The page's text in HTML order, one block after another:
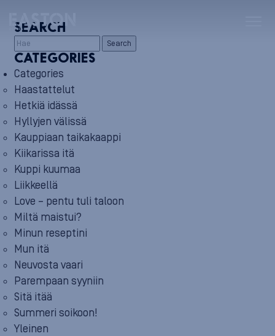
SEARCH
Search
CATEGORIES
Categories
Haastattelut
Hetkiä idässä
Hyllyjen välissä
Kauppiaan taikakaappi
Kiikarissa itä
Kuppi kuumaa
Liikkeellä
Love – pentu tuli taloon
Miltä maistui?
Minun reseptini
Mun itä
Neuvosta vaari
Parempaan syyniin
Sitä itää
Summeri soikoon!
Yleinen